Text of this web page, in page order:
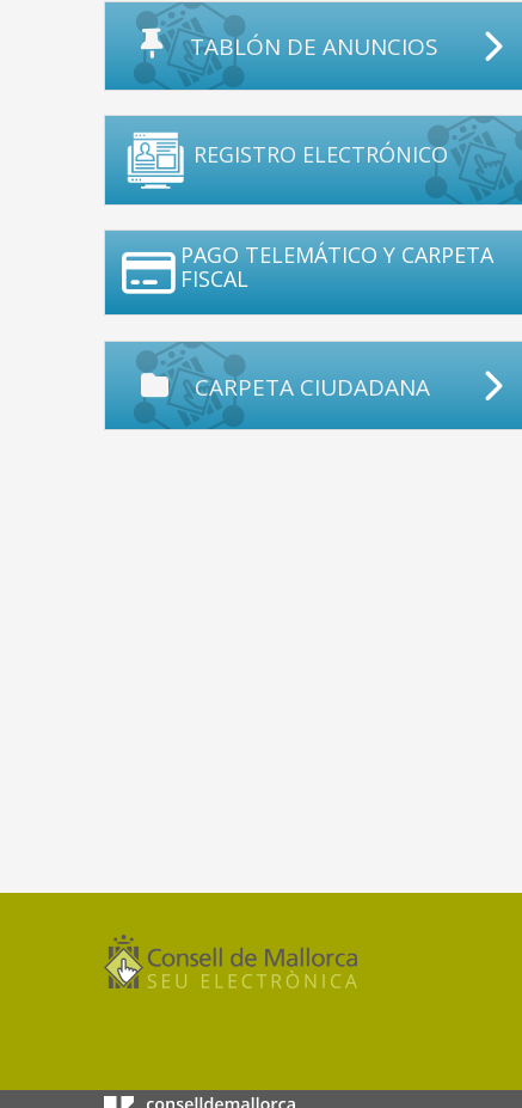
TABLÓN DE ANUNCIOS
REGISTRO ELECTRÓNICO
PAGO TELEMÁTICO Y CARPETA
FISCAL
CARPETA CIUDADANA